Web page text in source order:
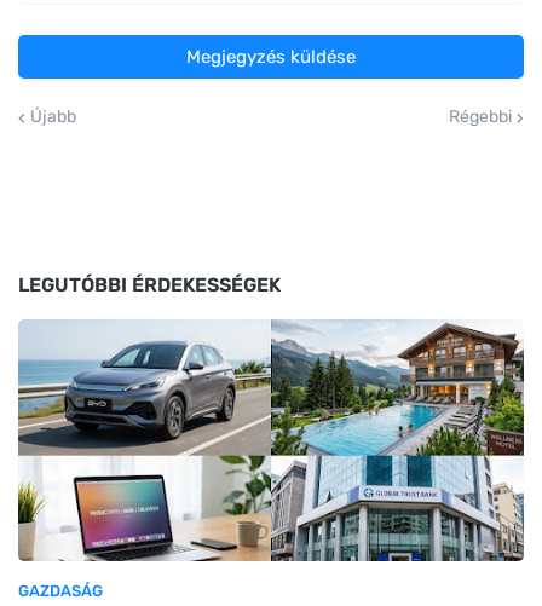
Megjegyzés küldése
Újabb Régebbi
LEGUTÓBBI ÉRDEKESSÉGEK
GAZDASÁG